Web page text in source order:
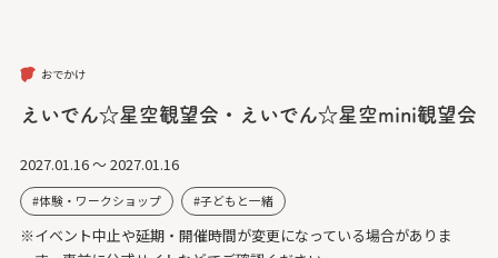
おでかけ
えいでん☆星空観望会・えいでん☆星空mini観望会
2027.01.16 ～ 2027.01.16
体験・ワークショップ 子どもと一緒
※イベント中止や延期・開催時間が変更になっている場合がありま